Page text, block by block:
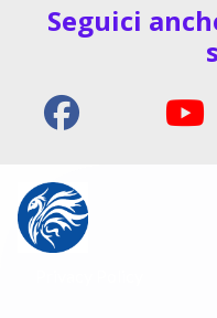
Seguici